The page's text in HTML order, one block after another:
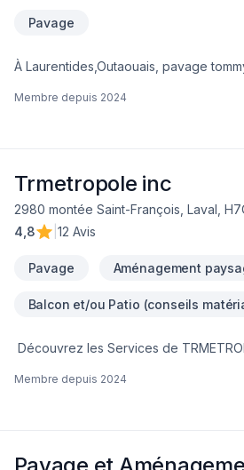
Pavage
À Laurentides,Outaouais, pavage
avec nos clients. Parlons de votre
Membre depuis 2024
Trmetropole inc
2980 montée Saint-François, Laval,
4,8
12 Avis
Pavage Aménagement
Balcon et/ou Patio (conseils
Découvrez les Services de
besoins en pavage.Pourquoi choisir
minutieux : Les paveurs posent
Membre depuis 2024